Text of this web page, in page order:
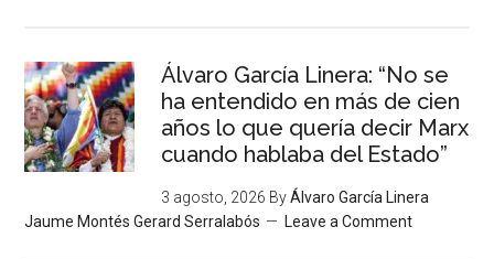
Álvaro García Linera: “No se
ha entendido en más de cien
años lo que quería decir Marx
cuando hablaba del Estado”
3 agosto, 2026 ByÁlvaro García Linera
Jaume Montés Gerard Serralabós
Leave a Comment